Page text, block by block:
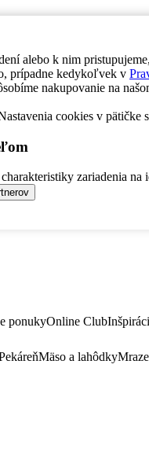
alebo k nim
prípadne kedykoľvek v
nakupovanie na
cookies v pätičke
zariadenia
ponukyOnline Club
Mäso a lahôdky